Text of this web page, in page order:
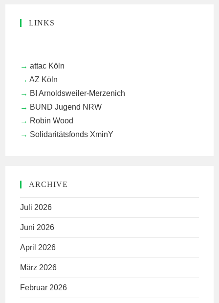
LINKS
attac Köln
AZ Köln
BI Arnoldsweiler-Merzenich
BUND Jugend NRW
Robin Wood
Solidaritätsfonds XminY
ARCHIVE
Juli 2026
Juni 2026
April 2026
März 2026
Februar 2026